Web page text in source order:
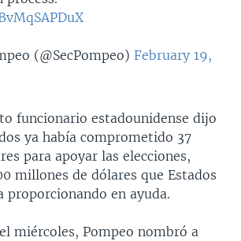
(@SecPompeo) February 19,
funcionario estadounidense dijo
ya había comprometido 37
para apoyar las elecciones,
millones de dólares que Estados
proporcionando en ayuda.
miércoles, Pompeo nombró a